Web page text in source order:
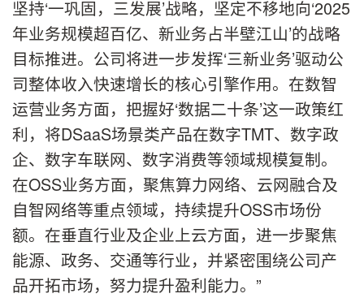
坚持‘一巩固，三发展’战略，坚定不移地向‘2025
年业务规模超百亿、新业务占半壁江山’的战略
目标推进。公司将进一步发挥‘三新业务’驱动公
司整体收入快速增长的核心引擎作用。在数智
运营业务方面，把握好‘数据二十条’这一政策红
利，将DSaaS场景类产品在数字TMT、数字政
企、数字车联网、数字消费等领域规模复制。
在OSS业务方面，聚焦算力网络、云网融合及
自智网络等重点领域，持续提升OSS市场份
额。在垂直行业及企业上云方面，进一步聚焦
能源、政务、交通等行业，并紧密围绕公司产
品开拓市场，努力提升盈利能力。”